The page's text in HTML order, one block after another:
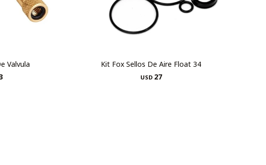
Valvula Kit Fox Sellos De Aire Float 34
USD 27